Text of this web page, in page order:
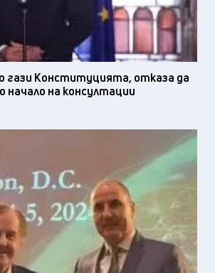
гази Конституцията, отказа да
начало на консултации